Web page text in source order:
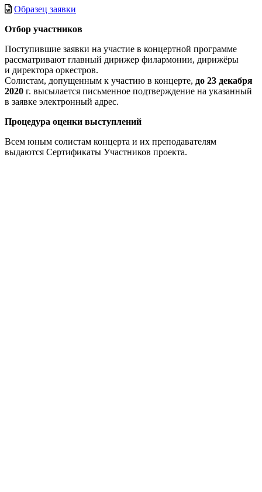
Образец заявки
Отбор участников
Поступившие заявки на участие в концертной программе
рассматривают главный дирижер филармонии, дирижёры
и директора оркестров.
Солистам, допущенным к участию в концерте, до 23 декабря
2020 г. высылается письменное подтверждение на указанный
в заявке электронный адрес.
Процедура оценки выступлений
Всем юным солистам концерта и их преподавателям
выдаются Сертификаты Участников проекта.